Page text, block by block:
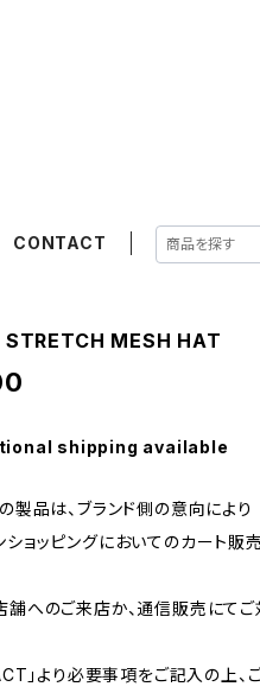
CONTACT
STRETCH MESH HAT
shipping available
の製品は、ブランド側の意向により
ショッピングにおいてのカート販
舗へのご来店か、通信販売にて
」より必要事項をご記入の上、